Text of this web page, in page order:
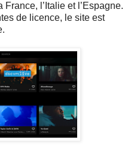
l’Italie et l’Espagne.
de licence, le site est